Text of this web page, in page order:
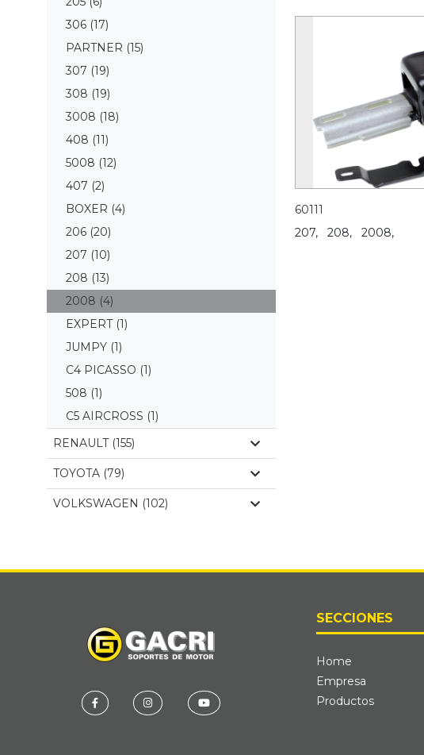
306 (17)
PARTNER (15)
307 (19)
308 (19)
3008 (18)
408 (11)
5008 (12)
407 (2)
BOXER (4)
206 (20)
207 (10)
208 (13)
2008 (4)
EXPERT (1)
JUMPY (1)
C4 PICASSO (1)
508 (1)
C5 AIRCROSS (1)
RENAULT (155)
TOYOTA (79)
VOLKSWAGEN (102)
60111
207,
208, 2008,
SECCIONES
Home
Empresa
Productos